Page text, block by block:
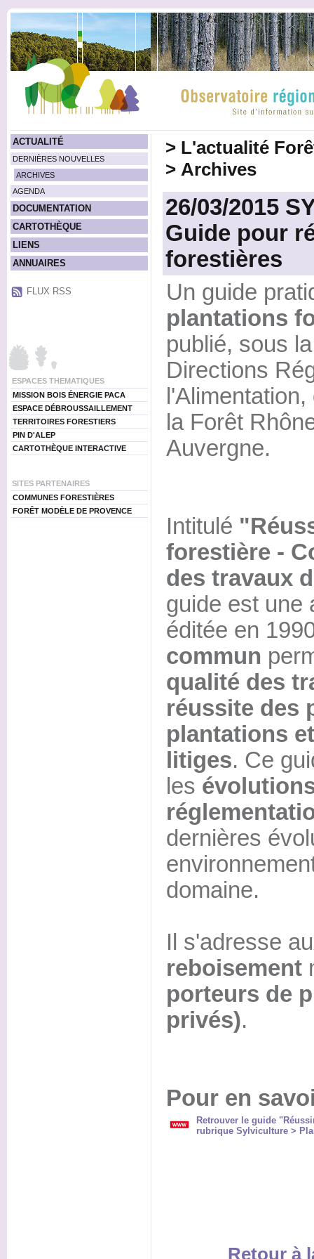
ACTUALITÉ
DERNIÈRES NOUVELLES
ARCHIVES
AGENDA
DOCUMENTATION
CARTOTHÈQUE
LIENS
ANNUAIRES
FLUX RSS
ESPACES THEMATIQUES
MISSION BOIS ÉNERGIE PACA
ESPACE DÉBROUSSAILLEMENT
TERRITOIRES FORESTIERS
PIN D'ALEP
CARTOTHÈQUE INTERACTIVE
SITES PARTENAIRES
COMMUNES FORESTIÈRES
FORÊT MODÈLE DE PROVENCE
> L'actualité
> Archives
26/03/2015
Guide pour
forestières
Un guide
plantations
publié, sous
Directions
la Forêt
Auvergne.
Intitulé
forestière -
des travaux
guide est une
éditée en
commun
qualité des
réussite des
plantations
litiges. Ce
les
dernières
domaine.
Il s'adresse
reboisement
porteurs de
privés).
Pour en
Retrouver le guide
rubrique Sylviculture >
Retour à